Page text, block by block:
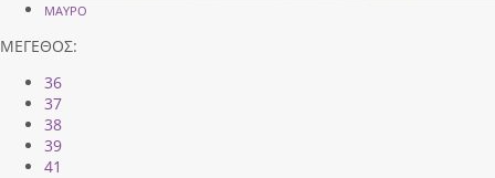
ΜΑΥΡΟ
ΜΕΓΕΘΟΣ:
36
37
38
39
41